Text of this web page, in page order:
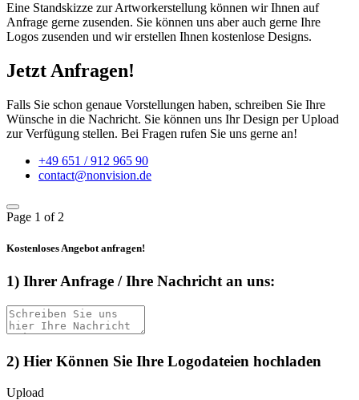
Eine Standskizze zur Artworkerstellung können wir Ihnen auf
Anfrage gerne zusenden. Sie können uns aber auch gerne Ihre
Logos zusenden und wir erstellen Ihnen kostenlose Designs.
Jetzt Anfragen!
Falls Sie schon genaue Vorstellungen haben, schreiben Sie Ihre
Wünsche in die Nachricht. Sie können uns Ihr Design per Upload
zur Verfügung stellen. Bei Fragen rufen Sie uns gerne an!
+49 651 / 912 965 90
contact@nonvision.de
Page 1 of 2
Kostenloses Angebot anfragen!
1) Ihrer Anfrage / Ihre Nachricht an uns:
2) Hier Können Sie Ihre Logodateien hochladen
Upload